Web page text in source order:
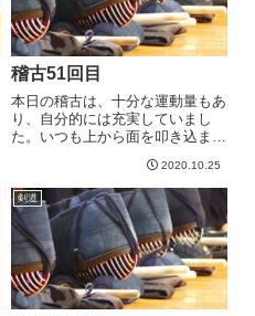
稽古51回目
本日の稽古は、十分な運動量もあ
り、自分的には充実していまし
た。いつも上から面を叩き込まれ
相面でいいところをとれたと思い
ます。多分一回の稽古で４回打て
たのは新記録な気がします。いい
感じに打てる時は、足が低く遠く
出...
2020.10.25
剣道